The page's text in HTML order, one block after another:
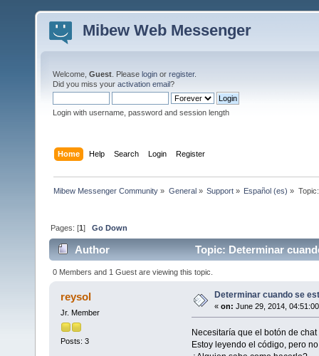
Mibew Web Messenger
Welcome, Guest . Please login or register.
Did you miss your activation email?
Login with username, password and session length
Home Help Search Login Register
Mibew Messenger Community » General» Support» Español (es) »
Pages: [1]Go Down
Author Topic: Determinar
0 Members and 1 Guest are viewing this topic.
reysol
Jr. Member
Posts: 3
Determinar cuando se
« on: June 29, 2014,
Necesitaría que el botón de
Estoy leyendo el código, pero